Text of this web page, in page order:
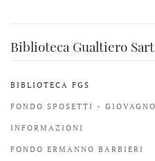
Biblioteca Gualtiero
BIBLIOTECA FGS
FONDO SPOSETTI -
INFORMAZIONI
FONDO ERMANNO BARBIERI